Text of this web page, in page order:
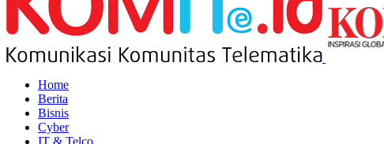
Home
Berita
Bisnis
Cyber
IT & Telco